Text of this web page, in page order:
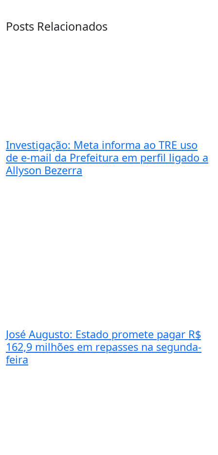
Posts Relacionados
Investigação: Meta informa ao TRE uso
de e-mail da Prefeitura em perfil ligado a
Allyson Bezerra
José Augusto: Estado promete pagar R$
162,9 milhões em repasses na segunda-
feira